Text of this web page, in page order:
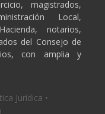
magistrados,
Local,
notarios,
del Consejo de
con amplia y
Jurídica •